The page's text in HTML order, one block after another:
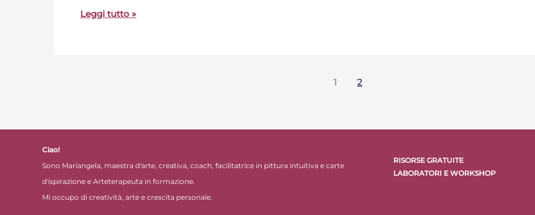
Leggi tutto »
1 2
Ciao!
Sono Mariangela, maestra d'arte, creativa, coach, facilitatrice in pittura intuitiva e carte
d'ispirazione e Arteterapeuta in formazione.
Mi occupo di creatività, arte e crescita personale.
RISORSE GRATUITE
LABORATORI E WORKSHOP